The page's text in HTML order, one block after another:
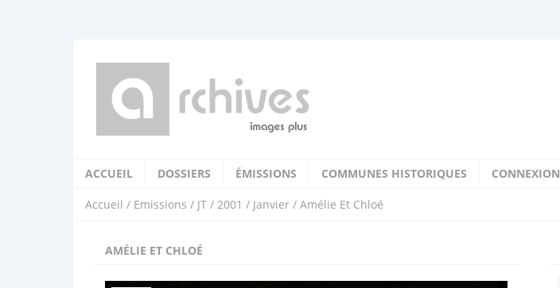
ACCUEIL DOSSIERS ÉMISSIONS COMMUNES HISTORIQUES CONNEXION
Accueil / Emissions / JT / 2001 / Janvier / Amélie Et Chloé
AMÉLIE ET CHLOÉ